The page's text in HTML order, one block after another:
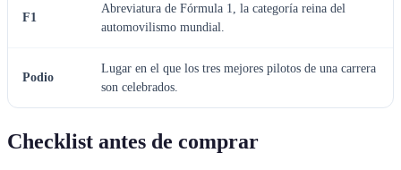
F1
Abreviatura de Fórmula 1, la categoría reina del
automovilismo mundial.
Podio
Lugar en el que los tres mejores pilotos de una carrera
son celebrados.
Checklist antes de comprar